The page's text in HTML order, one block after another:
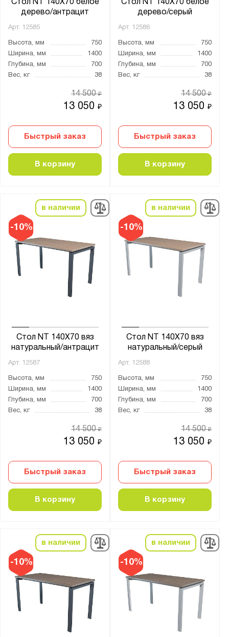
Стол NT 140X70 белое
дерево/антрацит
Арт. 12585
Высота, мм
750
Ширина, мм
1400
Глубина, мм
700
Вес, кг
38
13 050₽
14 500₽
Быстрый заказ
В корзину
Стол NT 140X70 белое
дерево/серый
Арт. 12586
Высота, мм
750
Ширина, мм
1400
Глубина, мм
700
Вес, кг
38
13 050₽
14 500₽
Быстрый заказ
В корзину
-10%
в наличии
Стол NT 140X70 вяз
натуральный/антрацит
Арт. 12587
Высота, мм
750
Ширина, мм
1400
Глубина, мм
700
Вес, кг
38
13 050₽
14 500₽
Быстрый заказ
В корзину
-10%
в наличии
Стол NT 140X70 вяз
натуральный/серый
Арт. 12588
Высота, мм
750
Ширина, мм
1400
Глубина, мм
700
Вес, кг
38
13 050₽
14 500₽
Быстрый заказ
В корзину
-10%
в наличии
-10%
в наличии